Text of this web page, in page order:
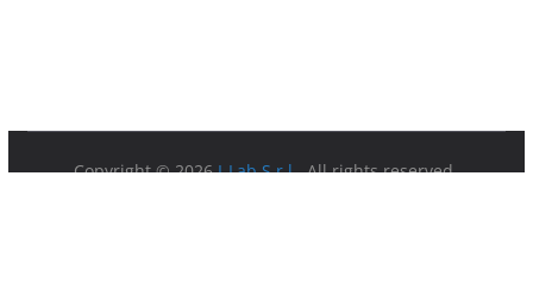
Copyright © 2026I-Lab S.r.l.. All rights reserved.